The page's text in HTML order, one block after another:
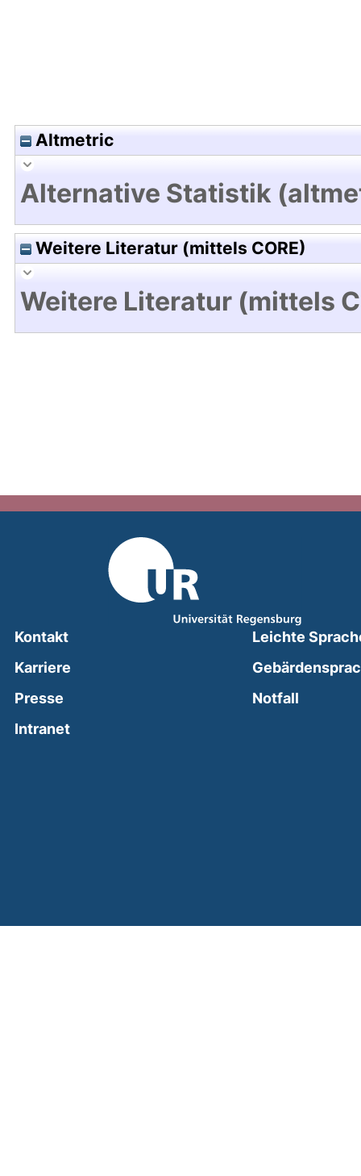
Altmetric
Alternative Statistik
Weitere Literatur (mittels CORE)
Weitere Literatur (mittels
Kontakt
Karriere
Presse
Intranet(external link, opens in a new window)
Leichte
Notfall